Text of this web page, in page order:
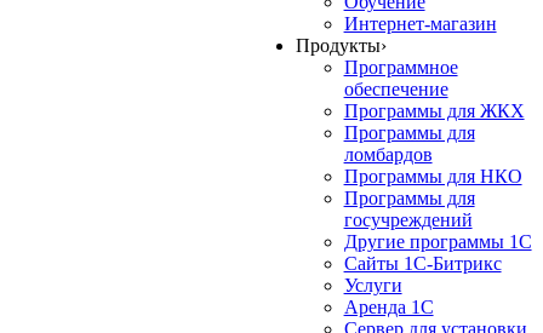
Интернет-магазин
Продукты›
Программное
обеспечение
Программы для ЖКХ
Программы для
ломбардов
Программы для НКО
Программы для
госучреждений
Другие программы 1С
Сайты 1С-Битрикс
Услуги
Аренда 1С
Сервер для установки